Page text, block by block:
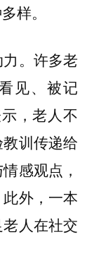
样。
。许多老
见、被记
，老人不
训传递给
感观点，
外，一本
人在社交